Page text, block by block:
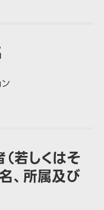
若しくはそ
、所属及び